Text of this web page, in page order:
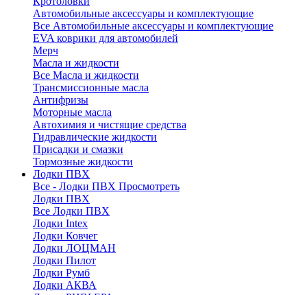
Автомобильные аксессуары и комплектующие
Все Автомобильные аксессуары и комплектующие
EVA коврики для автомобилей
Мерч
Масла и жидкости
Все Масла и жидкости
Трансмиссионные масла
Антифризы
Моторные масла
Автохимия и чистящие средства
Гидравлические жидкости
Присадки и смазки
Тормозные жидкости
Лодки ПВХ
Все - Лодки ПВХ Просмотреть
Лодки ПВХ
Все Лодки ПВХ
Лодки Intex
Лодки Ковчег
Лодки ЛОЦМАН
Лодки Пилот
Лодки Румб
Лодки АКВА